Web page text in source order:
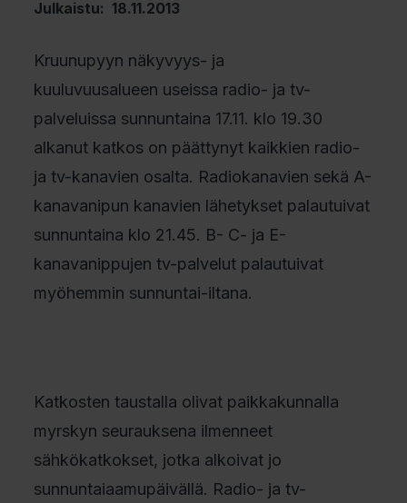
Julkaistu: 18.11.2013
Kruunupyyn näkyvyys- ja
kuuluvuusalueen useissa radio- ja tv-
palveluissa sunnuntaina 17.11. klo 19.30
alkanut katkos on päättynyt kaikkien radio-
ja tv-kanavien osalta. Radiokanavien sekä A-
kanavanipun kanavien lähetykset palautuivat
sunnuntaina klo 21.45. B- C- ja E-
kanavanippujen tv-palvelut palautuivat
myöhemmin sunnuntai-iltana.
Katkosten taustalla olivat paikkakunnalla
myrskyn seurauksena ilmenneet
sähkökatkokset, jotka alkoivat jo
sunnuntaiaamupäivällä. Radio- ja tv-